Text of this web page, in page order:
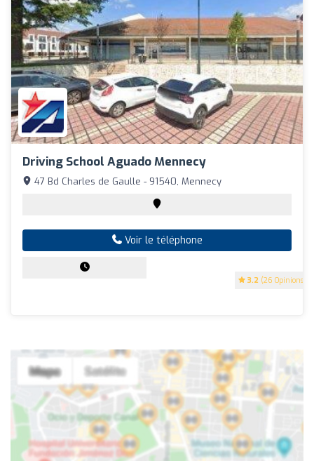
Driving School Aguado Mennecy
3.2 (26 Opinions)
47 Bd Charles de Gaulle - 91540, Mennecy
Voir le téléphone